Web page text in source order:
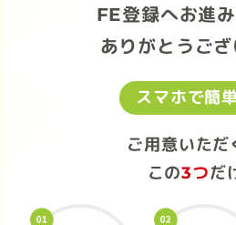
FE登録へお進
ありがとうござ
スマホで簡
ご用意いただ
この3つだ